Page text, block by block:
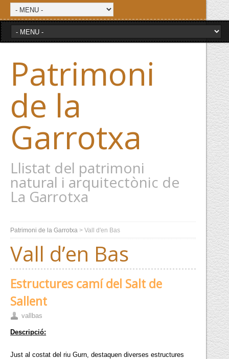
Patrimoni
de la
Garrotxa
Llistat del patrimoni
natural i arquitectònic de
La Garrotxa
Patrimoni de la Garrotxa >Vall d'en Bas
Vall d’en Bas
Estructures camí del Salt de
Sallent
vallbas
Descripció:
Just al costat del riu Gurn, destaquen diverses estructures